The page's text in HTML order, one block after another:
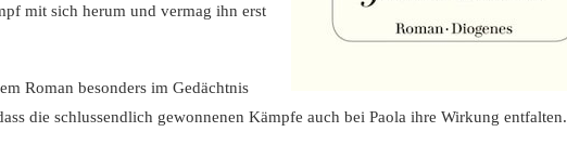
mit sich herum und vermag ihn erst
Roman besonders im Gedächtnis
die schlussendlich gewonnenen Kämpfe auch bei Paola ihre Wirkung entfalten.